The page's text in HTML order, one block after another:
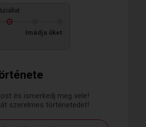
és ismerkedj meg vele!
szerelmes történetedet!
Imádja őket